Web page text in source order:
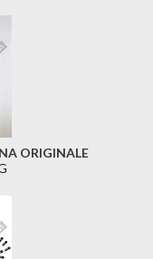
ORIGINALE